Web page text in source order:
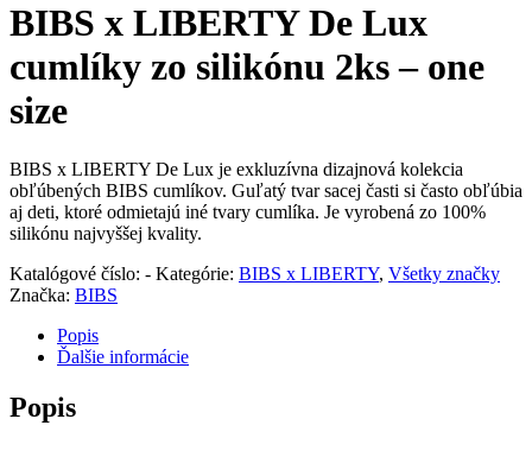
BIBS x LIBERTY De Lux
cumlíky zo silikónu 2ks – one
size
BIBS x LIBERTY De Lux je exkluzívna dizajnová kolekcia
obľúbených BIBS cumlíkov. Guľatý tvar sacej časti si často obľúbia
aj deti, ktoré odmietajú iné tvary cumlíka. Je vyrobená zo 100%
silikónu najvyššej kvality.
Katalógové číslo: - Kategórie: BIBS x LIBERTY, Všetky značky
Značka: BIBS
Popis
Ďalšie informácie
Popis